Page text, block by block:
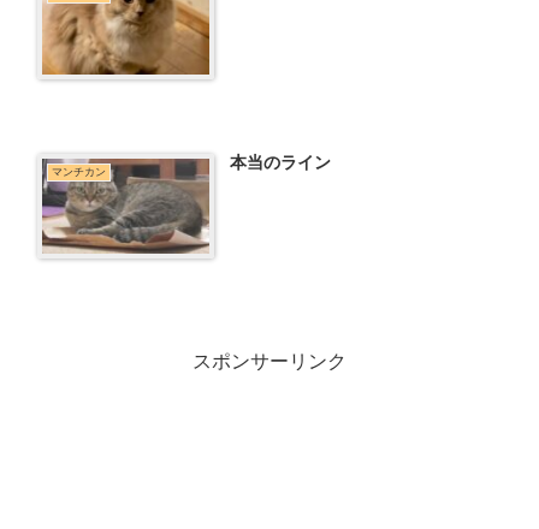
マンチカン 本当のライン
スポンサーリンク